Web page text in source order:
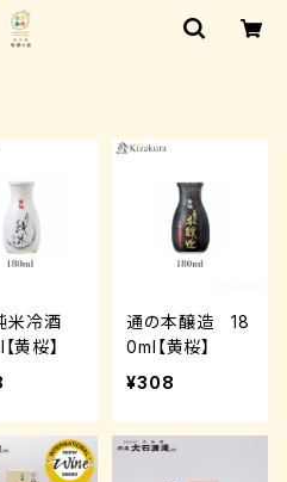
米冷酒
黄桜】
通の本醸造 18
0ml【黄桜】
¥308